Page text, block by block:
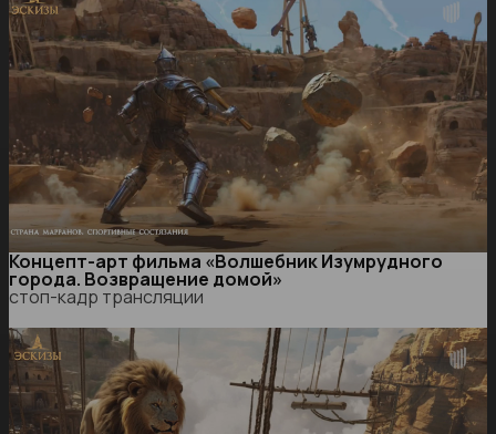
Концепт-арт фильма «Волшебник Изумрудного
города. Возвращение домой»
стоп-кадр трансляции